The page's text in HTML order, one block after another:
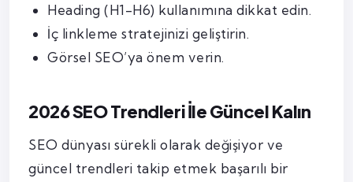
Heading (H1-H6) kullanımına dikkat edin.
İç linkleme stratejinizi geliştirin.
Görsel SEO’ya önem verin.
2026 SEO Trendleri İle Güncel Kalın
SEO dünyası sürekli olarak değişiyor ve
güncel trendleri takip etmek başarılı bir